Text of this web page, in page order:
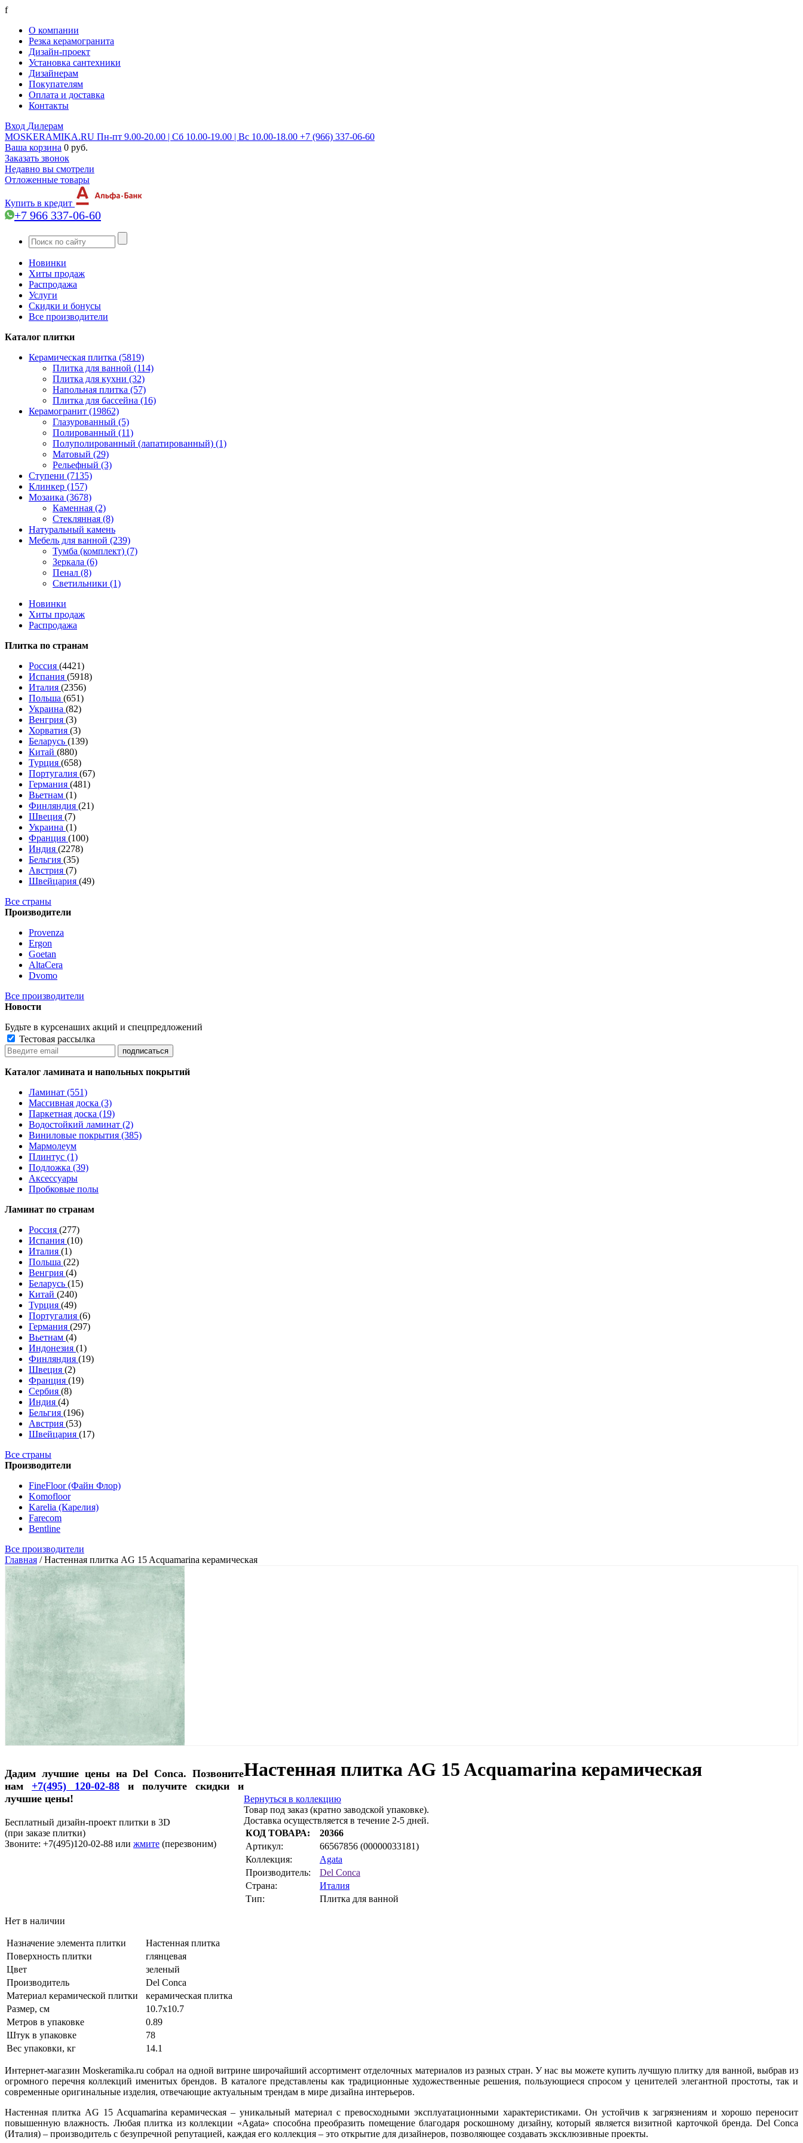
f
О компании
Резка керамогранита
Дизайн-проект
Установка сантехники
Дизайнерам
Покупателям
Оплата и доставка
Контакты
Вход Дилерам
MOSKERAMIKA.RU Пн-пт 9.00-20.00 | Сб 10.00-19.00 | Вс 10.00-18.00 +7 (966) 337-06-60
Ваша корзина 0 руб.
Заказать звонок
Недавно вы смотрели
Отложенные товары
Купить в кредит
+7 966 337-06-60
Новинки
Хиты продаж
Распродажа
Услуги
Скидки и бонусы
Все производители
Каталог плитки
Керамическая плитка (5819)
Плитка для ванной (114)
Плитка для кухни (32)
Напольная плитка (57)
Плитка для бассейна (16)
Керамогранит (19862)
Глазурованный (5)
Полированный (11)
Полуполированный (лапатированный) (1)
Матовый (29)
Рельефный (3)
Ступени (7135)
Клинкер (157)
Мозаика (3678)
Каменная (2)
Стеклянная (8)
Натуральный камень
Мебель для ванной (239)
Тумба (комплект) (7)
Зеркала (6)
Пенал (8)
Светильники (1)
Новинки
Хиты продаж
Распродажа
Плитка по странам
Россия (4421)
Испания (5918)
Италия (2356)
Польша (651)
Украина (82)
Венгрия (3)
Хорватия (3)
Беларусь (139)
Китай (880)
Турция (658)
Португалия (67)
Германия (481)
Вьетнам (1)
Финляндия (21)
Швеция (7)
Украина (1)
Франция (100)
Индия (2278)
Бельгия (35)
Австрия (7)
Швейцария (49)
Все страны
Производители
Provenza
Ergon
Goetan
AltaСera
Dvomo
Все производители
Новости
Будьте в курсенаших акций и спецпредложений
Тестовая рассылка
Каталог ламината и напольных покрытий
Ламинат (551)
Массивная доска (3)
Паркетная доска (19)
Водостойкий ламинат (2)
Виниловые покрытия (385)
Мармолеум
Плинтус (1)
Подложка (39)
Аксессуары
Пробковые полы
Ламинат по странам
Россия (277)
Испания (10)
Италия (1)
Польша (22)
Венгрия (4)
Беларусь (15)
Китай (240)
Турция (49)
Португалия (6)
Германия (297)
Вьетнам (4)
Индонезия (1)
Финляндия (19)
Швеция (2)
Франция (19)
Сербия (8)
Индия (4)
Бельгия (196)
Австрия (53)
Швейцария (17)
Все страны
Производители
FineFloor (Файн Флор)
Komofloor
Karelia (Карелия)
Farecom
Bentline
Все производители
Главная /Настенная плитка AG 15 Acquamarina керамическая
Дадим лучшие цены на Del Conca. Позвоните
нам +7(495) 120-02-88 и получите скидки и
лучшие цены!
Бесплатный дизайн-проект плитки в 3D
(при заказе плитки)
Звоните: +7(495)120-02-88 или жмите (перезвоним)
Настенная плитка AG 15 Acquamarina керамическая
Вернуться в коллекцию
Товар под заказ (кратно заводской упаковке).
Доставка осуществляется в течение 2-5 дней.
КОД ТОВАРА:
20366
Артикул:
66567856 (00000033181)
Коллекция:
Agata
Производитель:
Del Conca
Страна:
Италия
Тип:
Плитка для ванной
Нет в наличии
Назначение элемента плитки
Настенная плитка
Поверхность плитки
глянцевая
Цвет
зеленый
Производитель
Del Conca
Материал керамической плитки
керамическая плитка
Размер, см
10.7х10.7
Метров в упаковке
0.89
Штук в упаковке
78
Вес упаковки, кг
14.1
Интернет-магазин Moskeramika.ru собрал на одной витрине широчайший ассортимент отделочных материалов из разных стран. У нас вы можете купить лучшую плитку для ванной, выбрав из
огромного перечня коллекций именитых брендов. В каталоге представлены как традиционные художественные решения, пользующиеся спросом у ценителей элегантной простоты, так и
современные оригинальные изделия, отвечающие актуальным трендам в мире дизайна интерьеров.
Настенная плитка AG 15 Acquamarina керамическая – уникальный материал с превосходными эксплуатационными характеристиками. Он устойчив к загрязнениям и хорошо переносит
повышенную влажность. Любая плитка из коллекции «Agata» способна преобразить помещение благодаря роскошному дизайну, который является визитной карточкой бренда. Del Conca
(Италия) – производитель с безупречной репутацией, каждая его коллекция – это открытие для дизайнеров, позволяющее создавать эксклюзивные проекты.